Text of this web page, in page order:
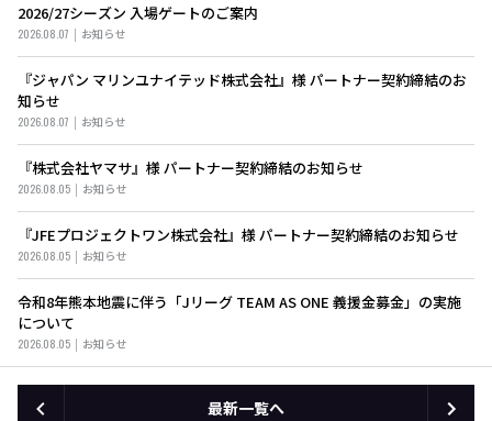
2026/27シーズン 入場ゲートのご案内
2026.08.07 お知らせ
『ジャパン マリンユナイテッド株式会社』様 パートナー契約締結のお
知らせ
2026.08.07 お知らせ
『株式会社ヤマサ』様 パートナー契約締結のお知らせ
2026.08.05 お知らせ
『JFEプロジェクトワン株式会社』様 パートナー契約締結のお知らせ
2026.08.05 お知らせ
令和8年熊本地震に伴う「Jリーグ TEAM AS ONE 義援金募金」の実施
について
2026.08.05 お知らせ
最新一覧へ